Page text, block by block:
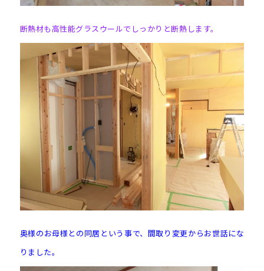
断熱材も高性能グラスウールでしっかりと断熱します。
奥様のお母様との同居という事で、間取り変更からお世話にな
りました。